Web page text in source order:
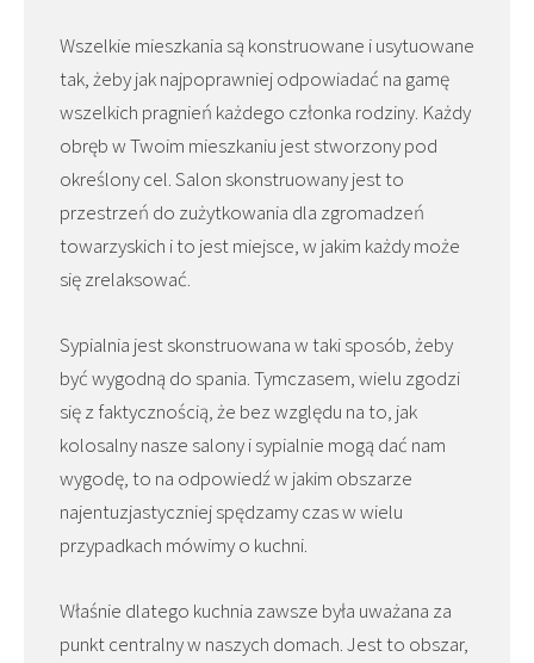
Wszelkie mieszkania są konstruowane i usytuowane
tak, żeby jak najpoprawniej odpowiadać na gamę
wszelkich pragnień każdego członka rodziny. Każdy
obręb w Twoim mieszkaniu jest stworzony pod
określony cel. Salon skonstruowany jest to
przestrzeń do zużytkowania dla zgromadzeń
towarzyskich i to jest miejsce, w jakim każdy może
się zrelaksować.
Sypialnia jest skonstruowana w taki sposób, żeby
być wygodną do spania. Tymczasem, wielu zgodzi
się z faktycznością, że bez względu na to, jak
kolosalny nasze salony i sypialnie mogą dać nam
wygodę, to na odpowiedź w jakim obszarze
najentuzjastyczniej spędzamy czas w wielu
przypadkach mówimy o kuchni.
Właśnie dlatego kuchnia zawsze była uważana za
punkt centralny w naszych domach. Jest to obszar,